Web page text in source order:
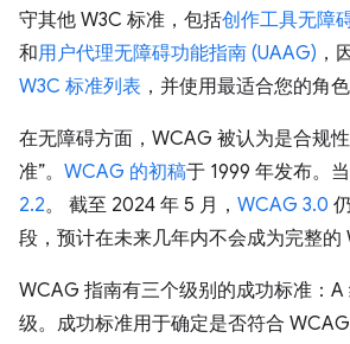
守其他 W3C 标准，包括创作工具无障
和用户代理无障碍功能指南 (UAAG) ，
W3C 标准列表 ，并使用最适合您的角
在无障碍方面，WCAG 被认为是合规
准”。 WCAG 的初稿于 1999 年发布。
2.2。 截至 2024 年 5 月， WCAG 3.0
段，预计在未来几年内不会成为完整的
WCAG 指南有三个级别的成功标准：
级。成功标准用于确定是否符合